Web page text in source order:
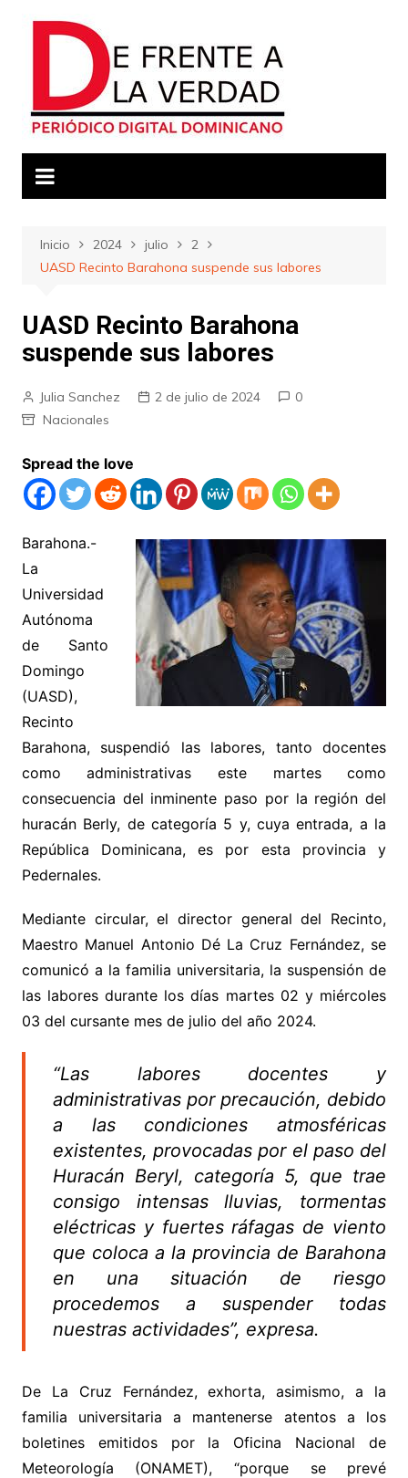
Inicio 2024 julio
2
UASD Recinto Barahona suspende sus labores
UASD Recinto Barahona
suspende sus labores
Julia Sanchez 2 de julio de 2024
0
Nacionales
Spread the love
Barahona.-
La
Universidad
Autónoma
de Santo
Domingo
(UASD),
Recinto
Barahona, suspendió las labores, tanto docentes
como administrativas este martes como
consecuencia del inminente paso por la región del
huracán Berly, de categoría 5 y, cuya entrada, a la
República Dominicana, es por esta provincia y
Pedernales.
Mediante circular, el director general del Recinto,
Maestro Manuel Antonio Dé La Cruz Fernández, se
comunicó a la familia universitaria, la suspensión de
las labores durante los días martes 02 y miércoles
03 del cursante mes de julio del año 2024.
“Las labores docentes y
administrativas por precaución, debido
a las condiciones atmosféricas
existentes, provocadas por el paso del
Huracán Beryl, categoría 5, que trae
consigo intensas lluvias, tormentas
eléctricas y fuertes ráfagas de viento
que coloca a la provincia de Barahona
en una situación de riesgo
procedemos a suspender todas
nuestras actividades”, expresa.
De La Cruz Fernández, exhorta, asimismo, a la
familia universitaria a mantenerse atentos a los
boletines emitidos por la Oficina Nacional de
Meteorología (ONAMET), “porque se prevé